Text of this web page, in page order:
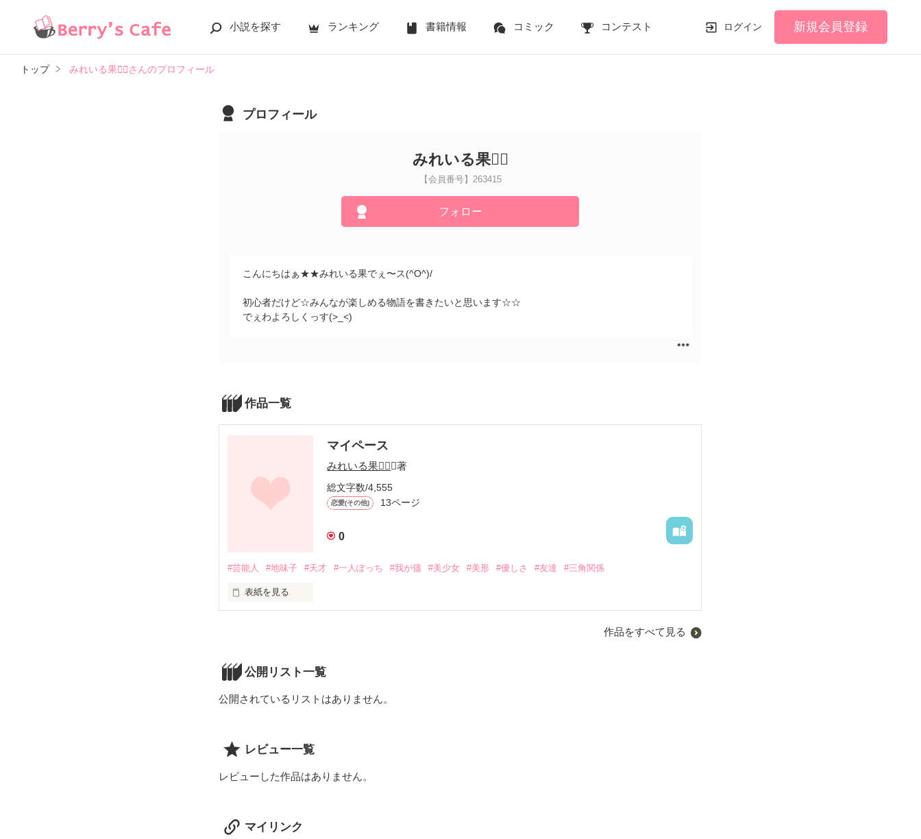
小説を探す ランキング 書籍情報 コミック コンテスト ログイン 新規会員登録
トップ みれいる果さんのプロフィール
プロフィール
みれいる果
【会員番号】263415
フォロー
こんにちはぁ★★みれいる果でぇ〜ス(^O^)/
初心者だけど☆みんなが楽しめる物語を書きたいと思います☆☆
でぇわよろしくっす(>_<)
作品一覧
マイペース
みれいる果 ／著
総文字数/4,555
恋愛(その他) 13ページ
0
#芸能人 #地味子 #天才 #一人ぽっち #我が儘 #美少女 #美形 #優しさ #友達 #三角関係
表紙を見る
   ラブストーリーを
  召し上がれ〜〜〜〜〜〜〜〜★★★★★★★★★★★★★
華を咲く十五歳の我が儘な天才
作品をすべて見る
公開リスト一覧
公開されているリストはありません。
レビュー一覧
レビューした作品はありません。
マイリンク